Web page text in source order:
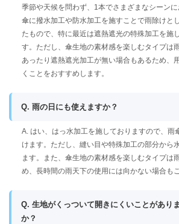
季節や天候を問わず、1本でさまざまなシーン
傘に撥水加工や防水加工を施すことで雨除けと
たもので、特に最近は遮熱遮光の特殊加工を施
す。ただし、傘生地の素材感を楽しむタイプは
あったり遮熱遮光加工が無い場合もあるため、
くことをおすすめします。
Q. 雨の日にも使えますか？
A. はい、はっ水加工を施しておりますので、雨
けます。ただし、縫い目や特殊加工の部分から
ます。また、傘生地の素材感を楽しむタイプは
め、長時間の雨天下の使用には向かない場合も
Q. 生地がくっついて開きにくいことがあり
か？